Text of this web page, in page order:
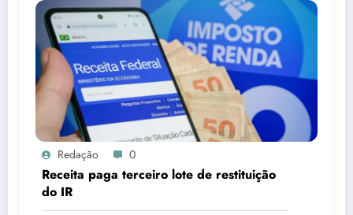
Redação 0
Receita paga terceiro lote de restituição
do IR